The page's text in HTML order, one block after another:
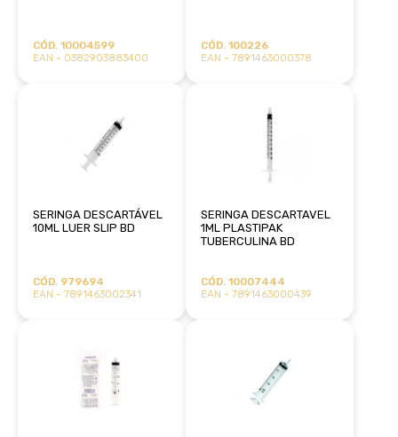
CÓD. 10004599
EAN - 0382903883400
CÓD. 100226
EAN - 7891463000378
SERINGA DESCARTÁVEL
10ML LUER SLIP BD
CÓD. 979694
EAN - 7891463002341
SERINGA DESCARTAVEL
1ML PLASTIPAK
TUBERCULINA BD
CÓD. 10007444
EAN - 7891463000439